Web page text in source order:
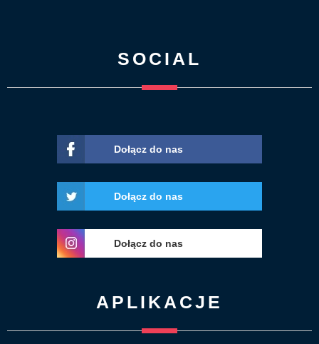
SOCIAL
Dołącz do nas
Dołącz do nas
Dołącz do nas
APLIKACJE